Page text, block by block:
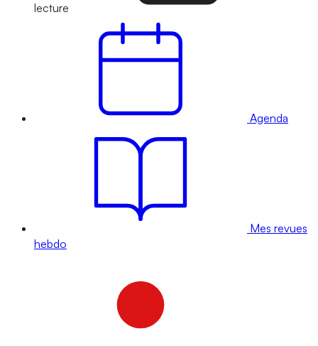
lecture
Agenda
Mes revues
hebdo